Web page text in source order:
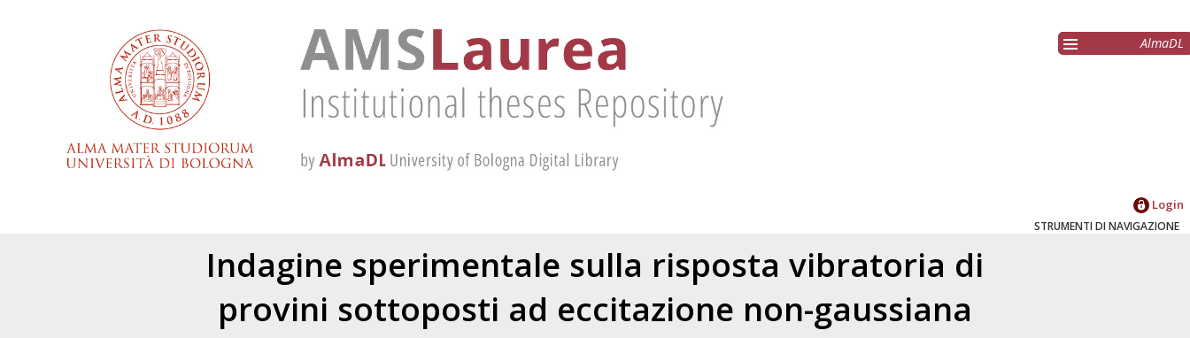
AlmaDL
Login
STRUMENTI DI NAVIGAZIONE
Indagine sperimentale sulla risposta vibratoria di
provini sottoposti ad eccitazione non-gaussiana